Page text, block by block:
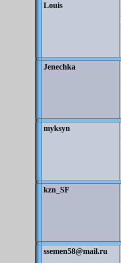
Louis
Jenechka
myksyn
kzn_SF
ssemen58@mail.ru